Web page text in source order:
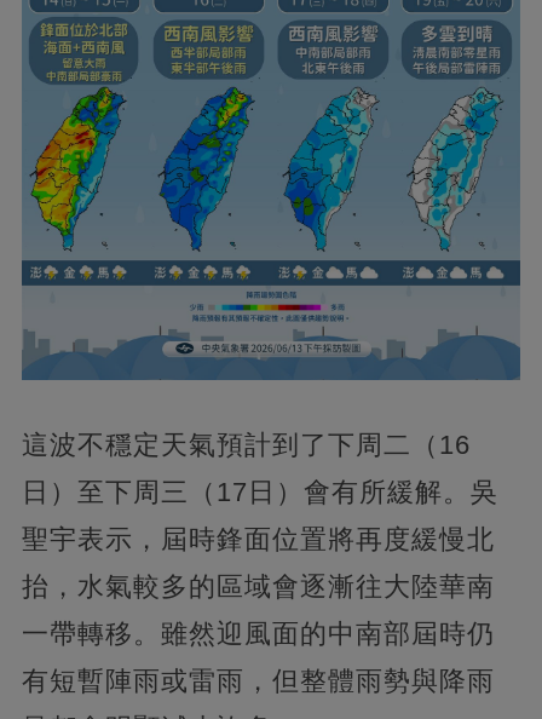
這波不穩定天氣預計到了下周二（16
日）至下周三（17日）會有所緩解。吳
聖宇表示，屆時鋒面位置將再度緩慢北
抬，水氣較多的區域會逐漸往大陸華南
一帶轉移。雖然迎風面的中南部屆時仍
有短暫陣雨或雷雨，但整體雨勢與降雨